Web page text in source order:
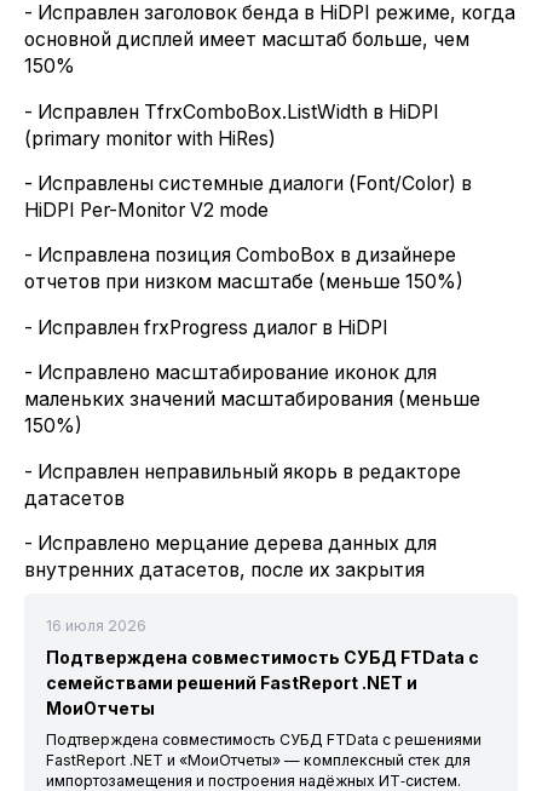
- Исправлен заголовок бенда в HiDPI режиме, когда
основной дисплей имеет масштаб больше, чем
150%
- Исправлен TfrxComboBox.ListWidth в HiDPI
(primary monitor with HiRes)
- Исправлены системные диалоги (Font/Color) в
HiDPI Per-Monitor V2 mode
- Исправлена позиция ComboBox в дизайнере
отчетов при низком масштабе (меньше 150%)
- Исправлен frxProgress диалог в HiDPI
- Исправлено масштабирование иконок для
маленьких значений масштабирования (меньше
150%)
- Исправлен неправильный якорь в редакторе
датасетов
- Исправлено мерцание дерева данных для
внутренних датасетов, после их закрытия
16 июля 2026
Подтверждена совместимость СУБД FTData с
семействами решений FastReport .NET и
МоиОтчеты
Подтверждена совместимость СУБД FTData с решениями
FastReport .NET и «МоиОтчеты» — комплексный стек для
импортозамещения и построения надёжных ИТ‑систем.